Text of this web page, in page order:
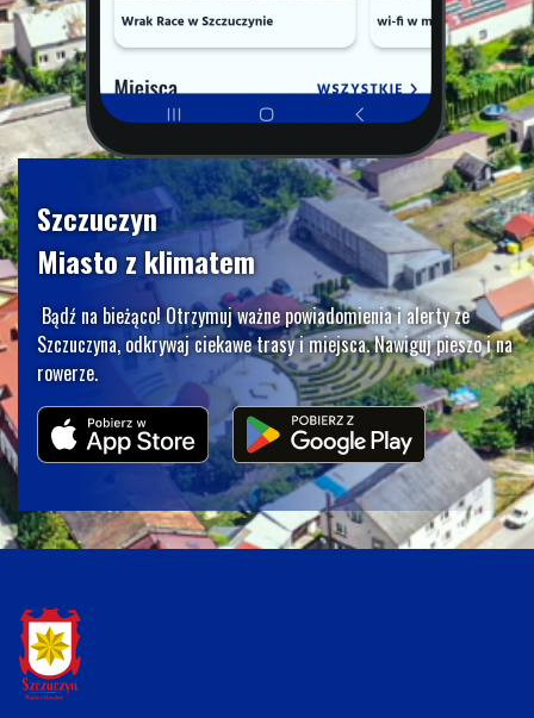
Szczuczyn
Miasto z klimatem
Bądź na bieżąco! Otrzymuj ważne powiadomienia i alerty ze
Szczuczyna, odkrywaj ciekawe trasy i miejsca. Nawiguj pieszo i na
rowerze.